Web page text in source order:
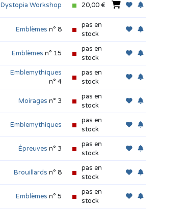
Dystopia Workshop 20,00 €
Emblèmes n° 8
pas en
stock
Emblèmes n° 15
pas en
stock
Emblemythiques
n° 4
pas en
stock
Moirages n° 3
pas en
stock
Emblemythiques
pas en
stock
Épreuves n° 3
pas en
stock
Brouillards n° 8
pas en
stock
Emblèmes n° 5
pas en
stock